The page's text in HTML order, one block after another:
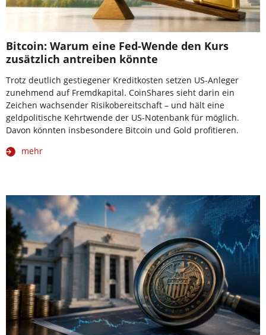
Bitcoin: Warum eine Fed-Wende den Kurs
zusätzlich antreiben könnte
Trotz deutlich gestiegener Kreditkosten setzen US-Anleger
zunehmend auf Fremdkapital. CoinShares sieht darin ein
Zeichen wachsender Risikobereitschaft – und hält eine
geldpolitische Kehrtwende der US-Notenbank für möglich.
Davon könnten insbesondere Bitcoin und Gold profitieren.
mehr